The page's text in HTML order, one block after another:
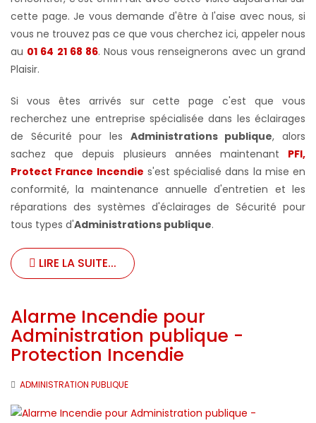
cette page. Je vous demande d'être à l'aise avec nous, si
vous ne trouvez pas ce que vous cherchez ici, appeler nous
au 01 64 21 68 86. Nous vous renseignerons avec un grand
Plaisir.
Si vous êtes arrivés sur cette page c'est que vous
recherchez une entreprise spécialisée dans les éclairages
de Sécurité pour les Administrations publique, alors
sachez que depuis plusieurs années maintenant PFI,
Protect France Incendie s'est spécialisé dans la mise en
conformité, la maintenance annuelle d'entretien et les
réparations des systèmes d'éclairages de Sécurité pour
tous types d'Administrations publique.
LIRE LA SUITE...
Alarme Incendie pour
Administration publique -
Protection Incendie
ADMINISTRATION PUBLIQUE